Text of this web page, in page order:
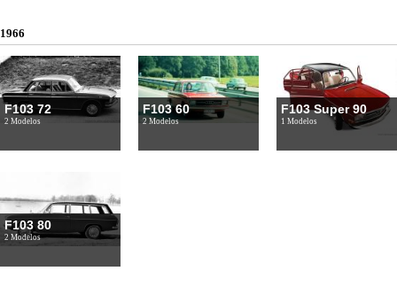
1966
F103 72
2 Modelos
F103 60
2 Modelos
F103 Super 90
1 Modelos
F103 80
2 Modelos